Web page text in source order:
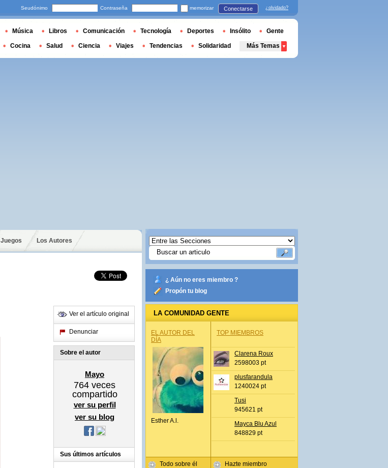
Juegos Los Autores
Ver el artículo original
Denunciar
Sobre el autor
Mayo
764 veces
compartido
ver su perfil
ver su blog
Sus últimos artículos
¿ Aún no eres miembro ?
Propón tu blog
LA COMUNIDAD GENTE
EL AUTOR DEL
DÍA
Esther A.l.
Todo sobre él
TOP MIEMBROS
Clarena Roux
2598003 pt
plusfarandula
1240024 pt
Tusi
945621 pt
Mayca Blu Azul
848829 pt
Hazte miembro
Seudónimo Contraseña memorizar Conectarse ¿olvidado?
Música Libros Comunicación Tecnología Deportes Insólito Gente
Cocina Salud Ciencia Viajes Tendencias Solidaridad Más Temas